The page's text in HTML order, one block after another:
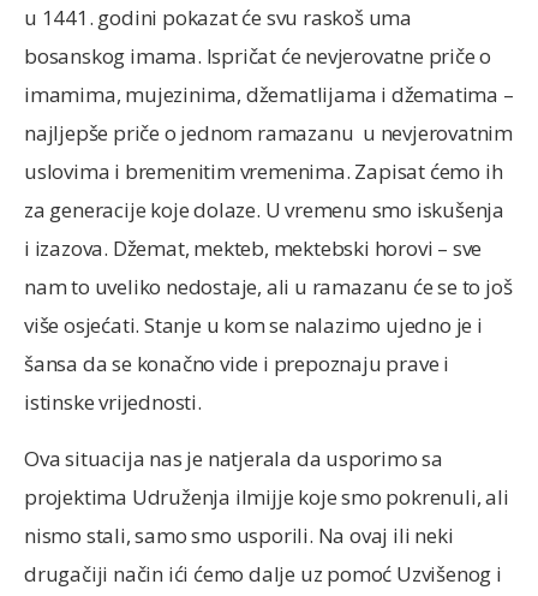
u 1441. godini pokazat će svu raskoš uma
bosanskog imama. Ispričat će nevjerovatne priče o
imamima, mujezinima, džematlijama i džematima –
najljepše priče o jednom ramazanu u nevjerovatnim
uslovima i bremenitim vremenima. Zapisat ćemo ih
za generacije koje dolaze. U vremenu smo iskušenja
i izazova. Džemat, mekteb, mektebski horovi – sve
nam to uveliko nedostaje, ali u ramazanu će se to još
više osjećati. Stanje u kom se nalazimo ujedno je i
šansa da se konačno vide i prepoznaju prave i
istinske vrijednosti.
Ova situacija nas je natjerala da usporimo sa
projektima Udruženja ilmijje koje smo pokrenuli, ali
nismo stali, samo smo usporili. Na ovaj ili neki
drugačiji način ići ćemo dalje uz pomoć Uzvišenog i